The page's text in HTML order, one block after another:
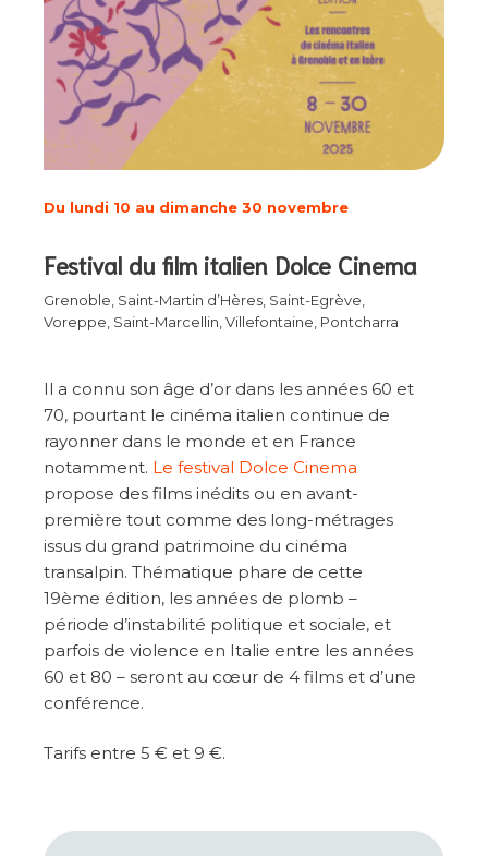
Du lundi 10 au dimanche 30 novembre
Festival du film italien Dolce Cinema
Grenoble, Saint-Martin d’Hères, Saint-Egrève,
Voreppe, Saint-Marcellin, Villefontaine, Pontcharra
Il a connu son âge d’or dans les années 60 et
70, pourtant le cinéma italien continue de
rayonner dans le monde et en France
notamment. Le festival Dolce Cinema
propose des films inédits ou en avant-
première tout comme des long-métrages
issus du grand patrimoine du cinéma
transalpin. Thématique phare de cette
19ème édition, les années de plomb –
période d’instabilité politique et sociale, et
parfois de violence en Italie entre les années
60 et 80 – seront au cœur de 4 films et d’une
conférence.
Tarifs entre 5 € et 9 €.